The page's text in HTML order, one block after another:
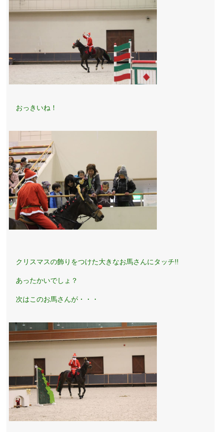
おっきいね！
クリスマスの飾りをつけた大きなお馬さんにタッチ!!
あったかいでしょ？
次はこのお馬さんが・・・